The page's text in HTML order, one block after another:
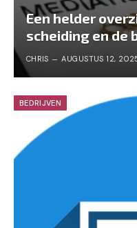
Een helder
scheiding en de
CHRIS AUGUSTUS 12,
BEDRIJVEN